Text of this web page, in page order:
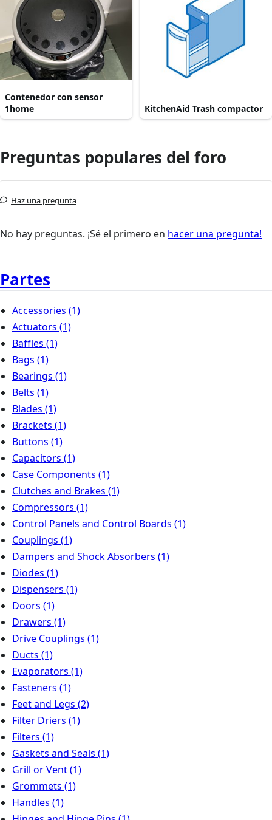
Contenedor con sensor
1home
KitchenAid Trash compactor
Preguntas populares del foro
Haz una pregunta
No hay preguntas. ¡Sé el primero en hacer una pregunta!
Partes
Accessories (1)
Actuators (1)
Baffles (1)
Bags (1)
Bearings (1)
Belts (1)
Blades (1)
Brackets (1)
Buttons (1)
Capacitors (1)
Case Components (1)
Clutches and Brakes (1)
Compressors (1)
Control Panels and Control Boards (1)
Couplings (1)
Dampers and Shock Absorbers (1)
Diodes (1)
Dispensers (1)
Doors (1)
Drawers (1)
Drive Couplings (1)
Ducts (1)
Evaporators (1)
Fasteners (1)
Feet and Legs (2)
Filter Driers (1)
Filters (1)
Gaskets and Seals (1)
Grill or Vent(1)
Grommets (1)
Handles (1)